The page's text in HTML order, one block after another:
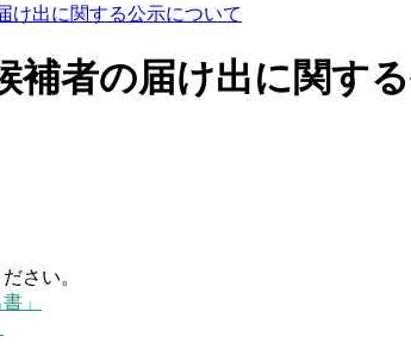
け出に関する公示について
補者の届け出に関す
さい。
」